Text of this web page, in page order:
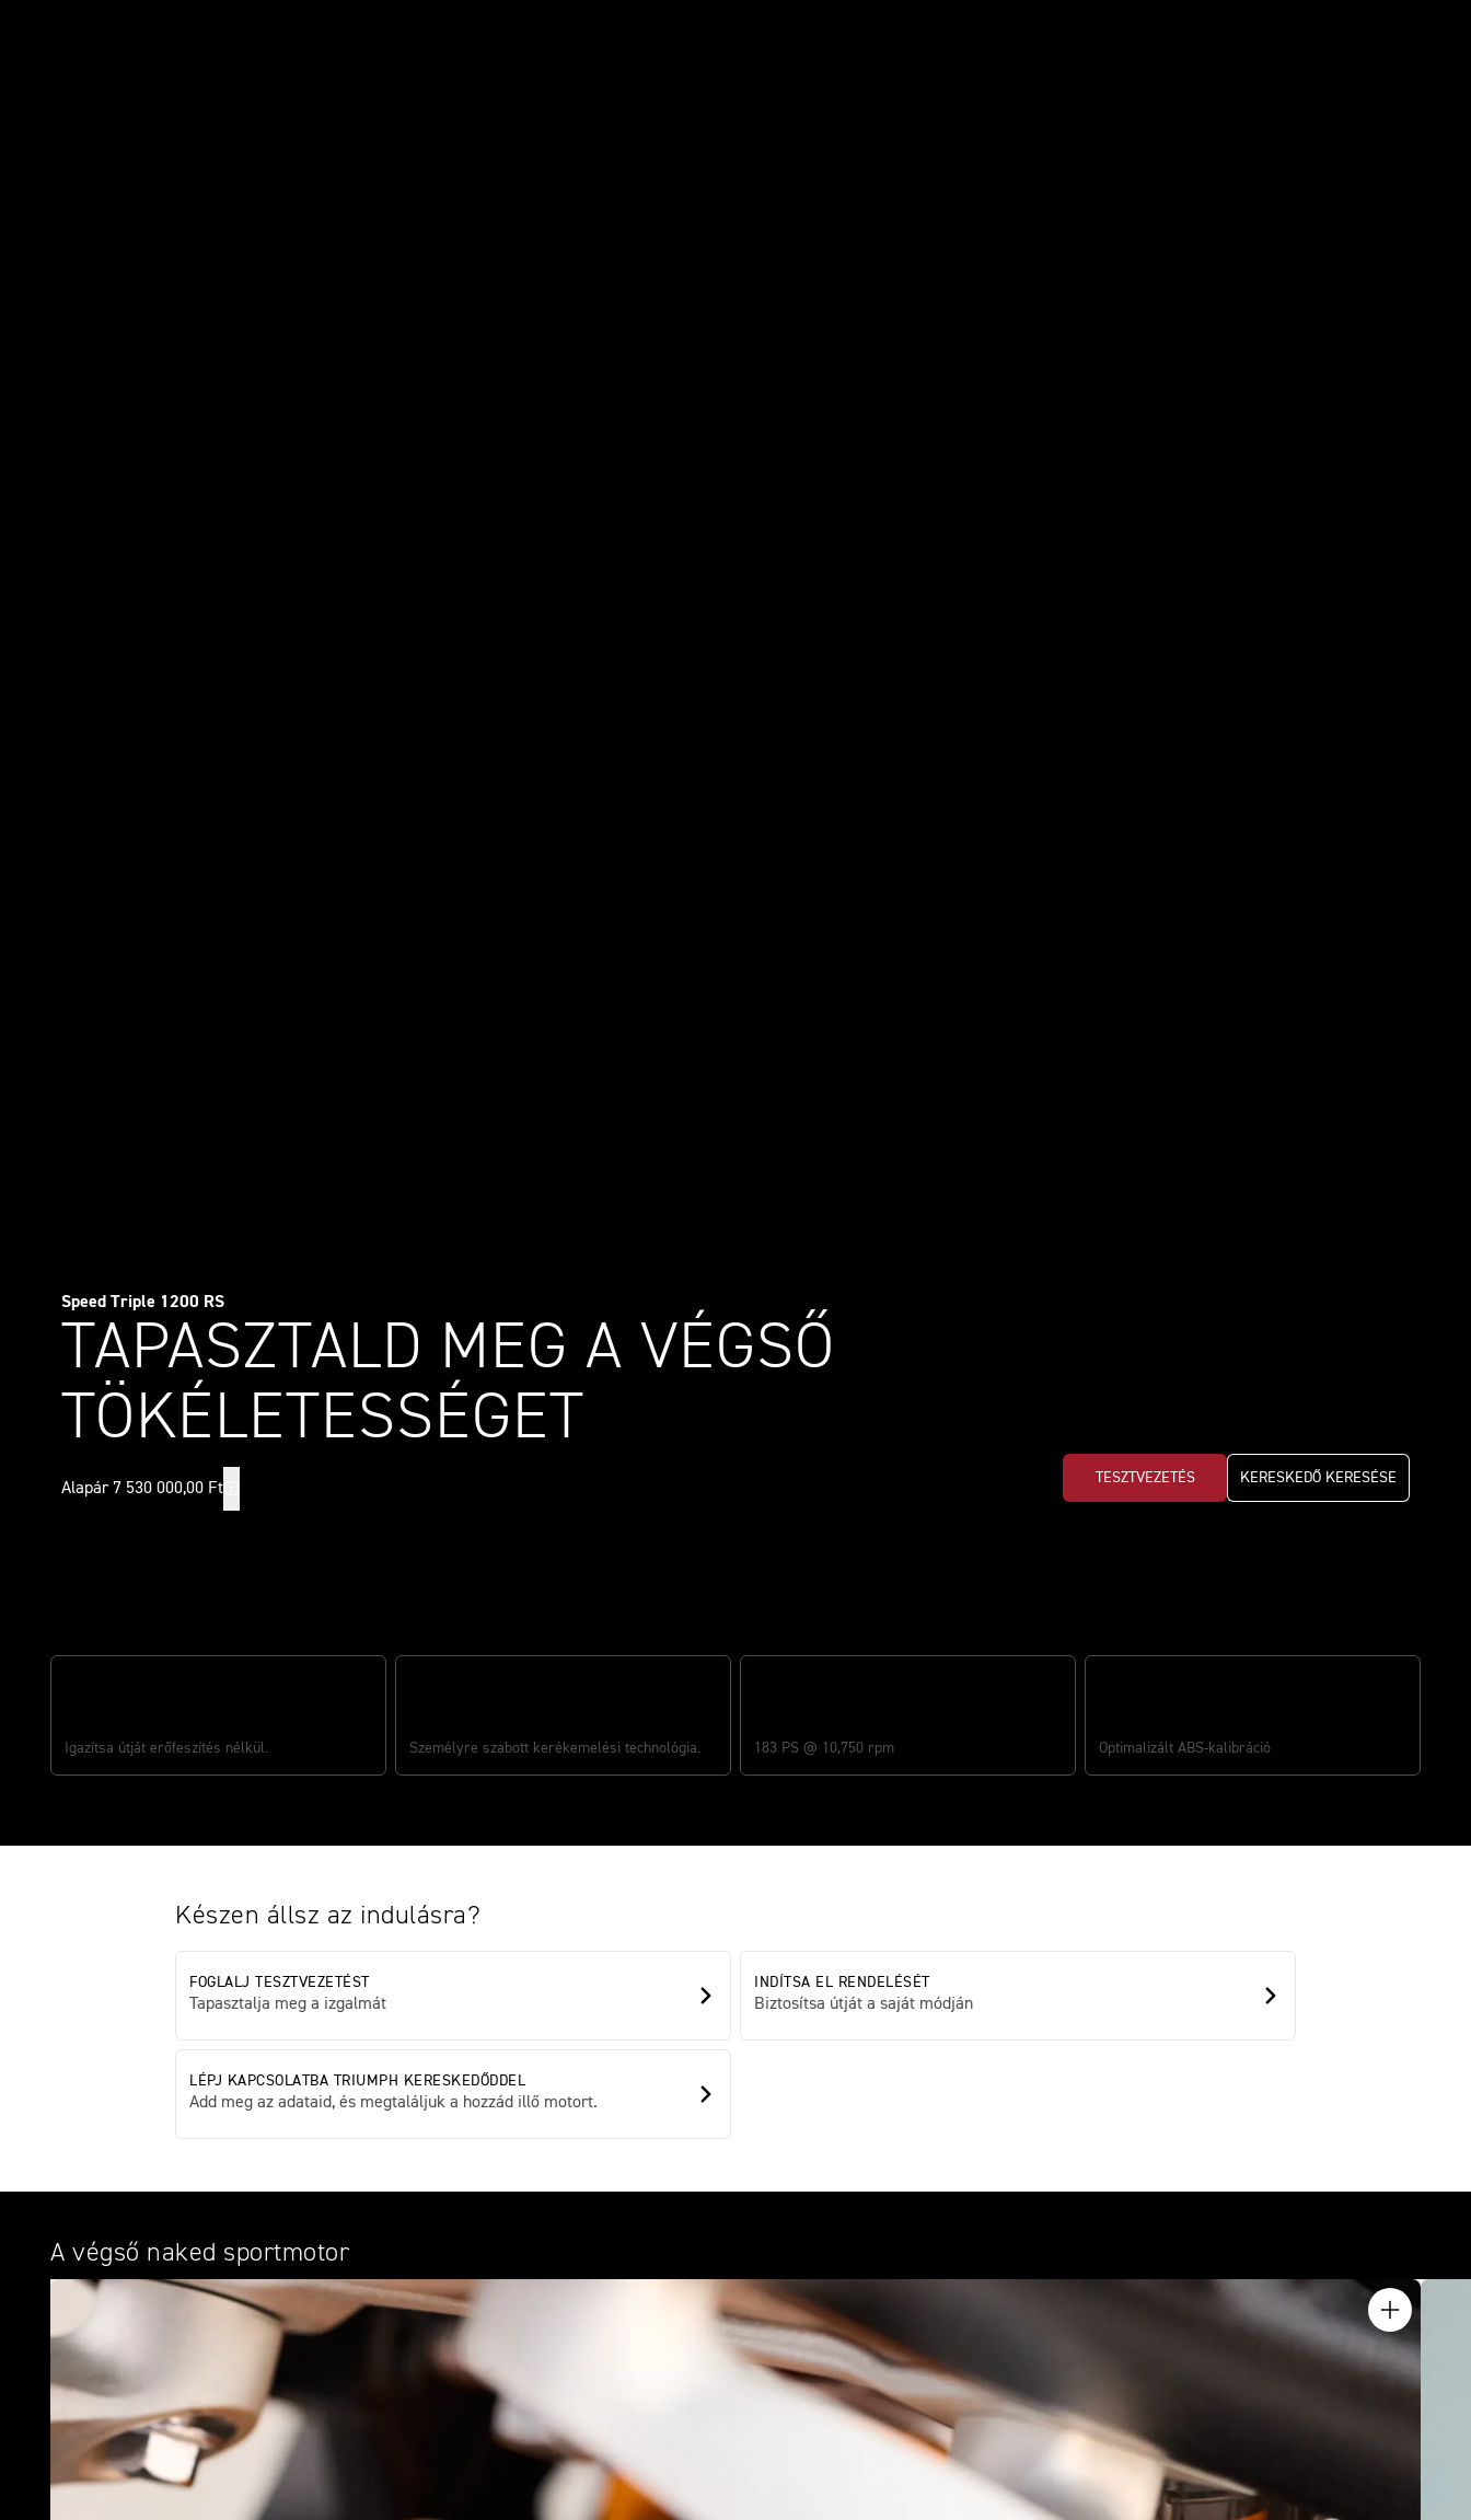
Speed Triple 1200 RS
TAPASZTALD MEG A VÉGSŐ
TÖKÉLETESSÉGET
Alapár 7 530 000,00 Ft
TESZTVEZETÉS KERESKEDŐ KERESÉSE
Igazítsa útját erőfeszítés nélkül.
Személyre szabott kerékemelési technológia.
183 PS @ 10,750 rpm
Optimalizált ABS‑kalibráció
Készen állsz az indulásra?
FOGLALJ TESZTVEZETÉST
Tapasztalja meg a izgalmát
INDÍTSA EL RENDELÉSÉT
Biztosítsa útját a saját módján
LÉPJ KAPCSOLATBA TRIUMPH KERESKEDŐDDEL
Add meg az adataid, és megtaláljuk a hozzád illő motort.
A végső naked sportmotor